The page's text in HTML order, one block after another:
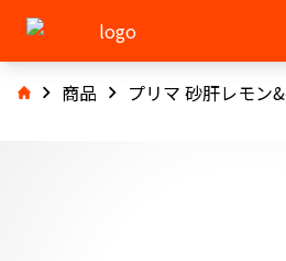
商品 プリマ 砂肝レモン